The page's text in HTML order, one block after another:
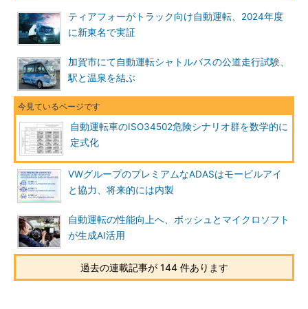
ティアフォーがトラック向け自動運転、2024年度
に新東名で実証
加賀市にて自動運転シャトルバスの公道走行試験、
駅と温泉を結ぶ
自動運転車のISO34502危険シナリオ群を数学的に
定式化
VWグループのプレミアムなADASはモービルアイ
と協力、将来的には内製
自動運転の性能向上へ、ボッシュとマイクロソフト
が生成AI活用
過去の連載記事が 144 件あります